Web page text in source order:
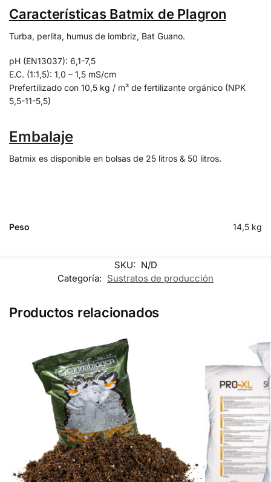
Características Batmix de Plagron
Turba, perlita, humus de lombriz, Bat Guano.
pH (EN13037): 6,1-7,5
E.C. (1:1,5): 1,0 – 1,5 mS/cm
Prefertilizado con 10,5 kg / m³ de fertilizante orgánico (NPK
5,5-11-5,5)
Embalaje
Batmix es disponible en bolsas de 25 litros & 50 litros.
Peso 14,5 kg
SKU: N/D
Categoría: Sustratos de producción
Productos relacionados